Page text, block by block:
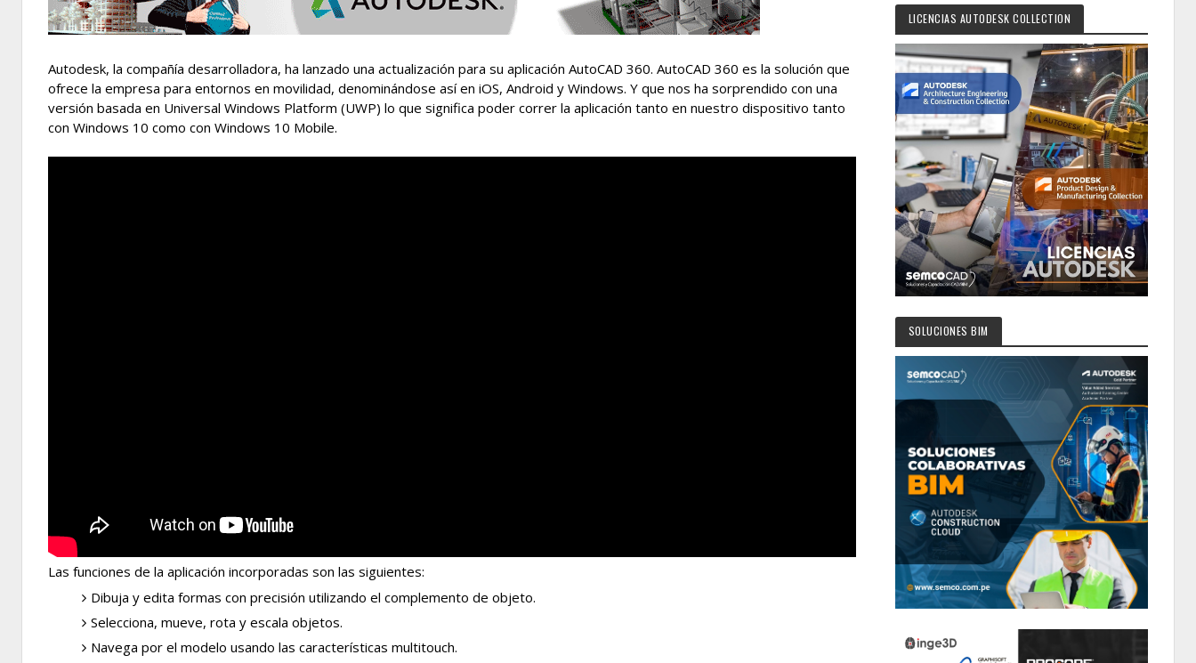
Autodesk, la compañía desarrolladora, ha lanzado una actualización para su aplicación AutoCAD 360. AutoCAD 360 es la solución que
ofrece la empresa para entornos en movilidad, denominándose así en iOS, Android y Windows. Y que nos ha sorprendido con una
versión basada en Universal Windows Platform (UWP) lo que significa poder correr la aplicación tanto en nuestro dispositivo tanto
con Windows 10 como con Windows 10 Mobile.
Las funciones de la aplicación incorporadas son las siguientes:
Dibuja y edita formas con precisión utilizando el complemento de objeto.
Selecciona, mueve, rota y escala objetos.
Navega por el modelo usando las características multitouch.
LICENCIAS AUTODESK COLLECTION
SOLUCIONES BIM